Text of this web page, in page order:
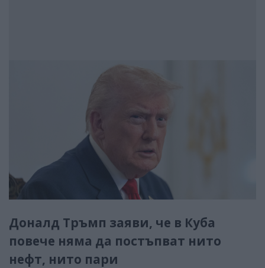
Доналд Тръмп заяви, че в Куба
повече няма да постъпват нито
нефт, нито пари